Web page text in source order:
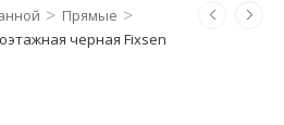
> Прямые >
черная Fixsen